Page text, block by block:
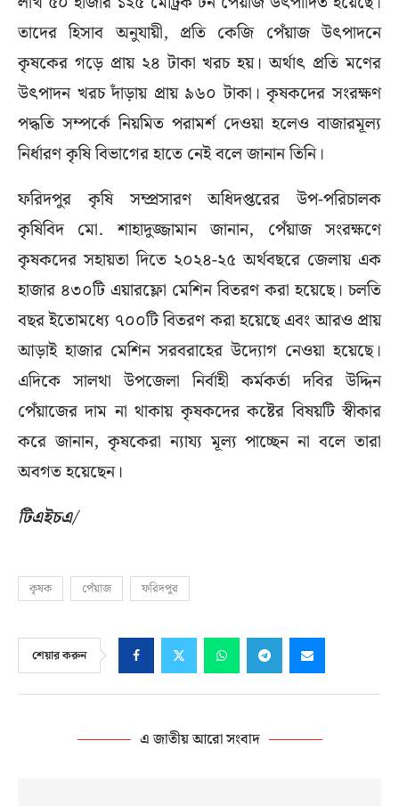
তাদের হিসাব অনুযায়ী, প্রতি কেজি পেঁয়াজ উৎপাদনে
কৃষকের গড়ে প্রায় ২৪ টাকা খরচ হয়। অর্থাৎ প্রতি মণের
উৎপাদন খরচ দাঁড়ায় প্রায় ৯৬০ টাকা। কৃষকদের সংরক্ষণ
পদ্ধতি সম্পর্কে নিয়মিত পরামর্শ দেওয়া হলেও বাজারমূল্য
নির্ধারণ কৃষি বিভাগের হাতে নেই বলে জানান তিনি।
ফরিদপুর কৃষি সম্প্রসারণ অধিদপ্তরের উপ-পরিচালক
কৃষিবিদ মো. শাহাদুজ্জামান জানান, পেঁয়াজ সংরক্ষণে
কৃষকদের সহায়তা দিতে ২০২৪-২৫ অর্থবছরে জেলায় এক
হাজার ৪৩০টি এয়ারফ্লো মেশিন বিতরণ করা হয়েছে। চলতি
বছর ইতোমধ্যে ৭০০টি বিতরণ করা হয়েছে এবং আরও প্রায়
আড়াই হাজার মেশিন সরবরাহের উদ্যোগ নেওয়া হয়েছে।
এদিকে সালথা উপজেলা নির্বাহী কর্মকর্তা দবির উদ্দিন
পেঁয়াজের দাম না থাকায় কৃষকদের কষ্টের বিষয়টি স্বীকার
করে জানান, কৃষকেরা ন্যায্য মূল্য পাচ্ছেন না বলে তারা
অবগত হয়েছেন।
টিএইচএ/
কৃষক পেঁয়াজ ফরিদপুর
শেয়ার করুন
এ জাতীয় আরো সংবাদ